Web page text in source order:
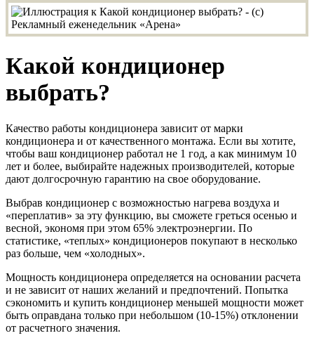
Какой кондиционер
выбрать?
Качество работы кондиционера зависит от марки
кондиционера и от качественного монтажа. Если вы хотите,
чтобы ваш кондиционер работал не 1 год, а как минимум 10
лет и более, выбирайте надежных производителей, которые
дают долгосрочную гарантию на свое оборудование.
Выбрав кондиционер с возможностью нагрева воздуха и
«переплатив» за эту функцию, вы сможете греться осенью и
весной, экономя при этом 65% электроэнергии. По
статистике, «теплых» кондиционеров покупают в несколько
раз больше, чем «холодных».
Мощность кондиционера определяется на основании расчета
и не зависит от наших желаний и предпочтений. Попытка
сэкономить и купить кондиционер меньшей мощности может
быть оправдана только при небольшом (10-15%) отклонении
от расчетного значения.